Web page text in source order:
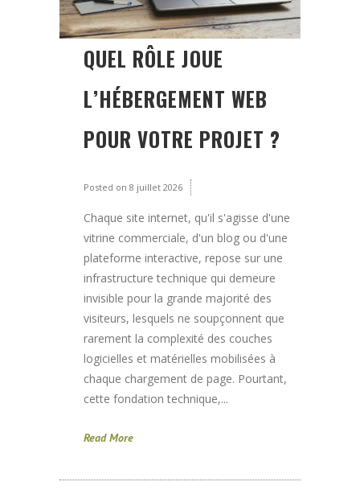
QUEL RÔLE JOUE
L’HÉBERGEMENT WEB
POUR VOTRE PROJET ?
Posted on 8 juillet 2026
Chaque site internet, qu'il s'agisse d'une
vitrine commerciale, d'un blog ou d'une
plateforme interactive, repose sur une
infrastructure technique qui demeure
invisible pour la grande majorité des
visiteurs, lesquels ne soupçonnent que
rarement la complexité des couches
logicielles et matérielles mobilisées à
chaque chargement de page. Pourtant,
cette fondation technique,...
Read More